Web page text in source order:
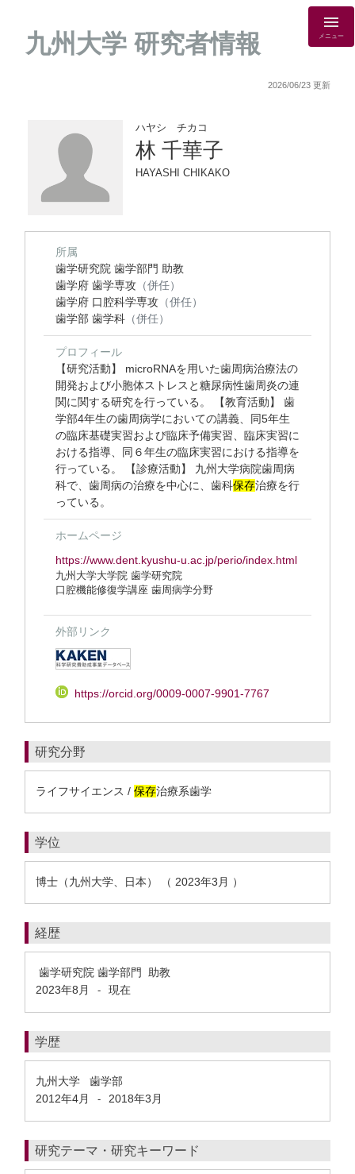
九州大学 研究者情報 メニュー
2026/06/23 更新
ハヤシ チカコ
林 千華子
HAYASHI CHIKAKO
所属
歯学研究院 歯学部門 助教
歯学府 歯学専攻 （併任）
歯学府 口腔科学専攻 （併任）
歯学部 歯学科 （併任）
プロフィール
【研究活動】 microRNAを用いた歯周病治療法の
開発および小胞体ストレスと糖尿病性歯周炎の連
関に関する研究を行っている。 【教育活動】 歯
学部4年生の歯周病学においての講義、同5年生
の臨床基礎実習および臨床予備実習、臨床実習に
おける指導、同６年生の臨床実習における指導を
行っている。 【診療活動】 九州大学病院歯周病
科で、歯周病の治療を中心に、歯科保存治療を行
っている。
ホームページ
https://www.dent.kyushu-u.ac.jp/perio/index.html
九州大学大学院 歯学研究院
口腔機能修復学講座 歯周病学分野
外部リンク
https://orcid.org/0009-0007-9901-7767
研究分野
ライフサイエンス / 保存治療系歯学
学位
博士（九州大学、日本） （ 2023年3月 ）
経歴
歯学研究院 歯学部門 助教
2023年8月
- 現在
学歴
九州大学 歯学部
2012年4月
- 2018年3月
研究テーマ・研究キーワード